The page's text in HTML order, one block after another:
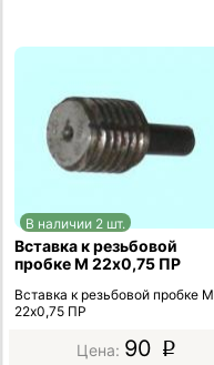
В наличии 2 шт.
Вставка к резьбовой
пробке М 22х0,75 ПР
Вставка к резьбовой пробке М
22х0,75 ПР
90 p